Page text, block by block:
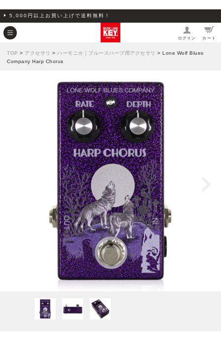
5,000円以上お買い上げで送料無料！
ログイン カート
TOP > アクセサリ > ハーモニカ｜ブルースハープ用アクセサリ > Lone Wolf Blues
Company Harp Chorus